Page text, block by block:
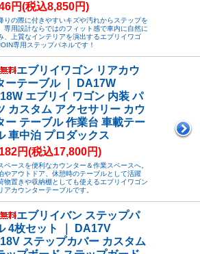
円(税込8,850円)
りの際に付きやすいキズや汚れからステップを
専用設計ならではのフィット感で車内に自然に
、上質なインテリアを演出するエブリイワゴ
専用ステップパネルです！
エブリイワゴン リアカウ
ーテーブル ｜ DA17W
エブリイ ワゴン 内装 パ
カスタム アクセサリー カウ
ー テーブル 作業台 車載テー
車中泊 プロダックス
円(税込17,800円)
ペースを便利なカウンター＆作業スペースへ。
やアウトドア、休憩時のテーブルとして活躍
物置きや収納棚としても使えるエブリイワゴン
アカウンターテーブルです。
エブリイバン ステップパ
4枚セット ｜ DA17V
ステップカバー カスタム